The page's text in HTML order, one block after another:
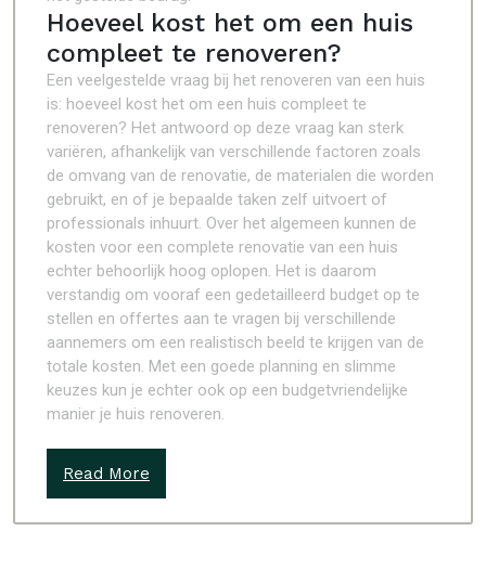
Hoeveel kost het om een huis
compleet te renoveren?
Een veelgestelde vraag bij het renoveren van een huis
is: hoeveel kost het om een huis compleet te
renoveren? Het antwoord op deze vraag kan sterk
variëren, afhankelijk van verschillende factoren zoals
de omvang van de renovatie, de materialen die worden
gebruikt, en of je bepaalde taken zelf uitvoert of
professionals inhuurt. Over het algemeen kunnen de
kosten voor een complete renovatie van een huis
echter behoorlijk hoog oplopen. Het is daarom
verstandig om vooraf een gedetailleerd budget op te
stellen en offertes aan te vragen bij verschillende
aannemers om een realistisch beeld te krijgen van de
totale kosten. Met een goede planning en slimme
keuzes kun je echter ook op een budgetvriendelijke
manier je huis renoveren.
Read More